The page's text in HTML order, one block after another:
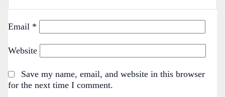
Email *
Website
Save my name, email, and website in this browser
for the next time I comment.